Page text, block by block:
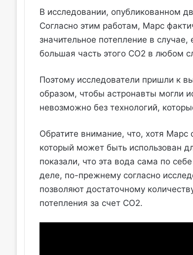
В исследовании, опубликованном
Согласно этим работам, Марс
значительное потепление в
большая часть этого CO2 в любом
Поэтому исследователи пришли к
образом, чтобы астронавты могли
невозможно без технологий,
Обратите внимание, что, хотя Марс
который может быть использован
показали, что эта вода сама по
деле, по-прежнему согласно
позволяют достаточному
потепления за счет CO2.